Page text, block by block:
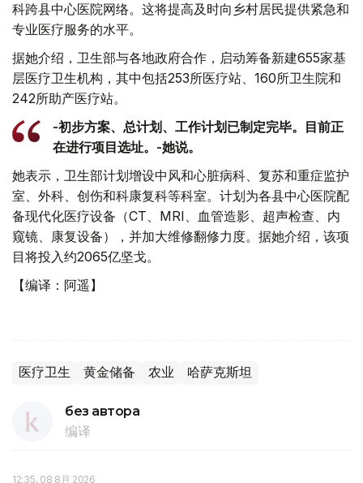
科跨县中心医院网络。这将提高及时向乡村居民提供紧急和
专业医疗服务的水平。
据她介绍，卫生部与各地政府合作，启动筹备新建655家基
层医疗卫生机构，其中包括253所医疗站、160所卫生院和
242所助产医疗站。
-初步方案、总计划、工作计划已制定完毕。目前正
在进行项目选址。-她说。
她表示，卫生部计划增设中风和心脏病科、复苏和重症监护
室、外科、创伤和科康复科等科室。计划为各县中心医院配
备现代化医疗设备（CT、MRI、血管造影、超声检查、内
窥镜、康复设备），并加大维修翻修力度。据她介绍，该项
目将投入约2065亿坚戈。
【编译：阿遥】
医疗卫生 黄金储备 农业 哈萨克斯坦
без автора
编译
12:35, 08 8月 2026